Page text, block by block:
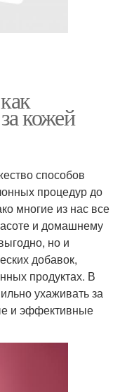
кожей
способов
процедур до
многие из нас все
и домашнему
но и
добавок,
продуктах. В
ухаживать за
и эффективные